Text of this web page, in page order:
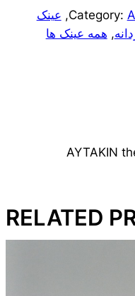
Category:
, عینک
, همه عینک ها
AYTAKIN
RELATED